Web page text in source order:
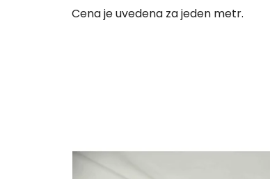
Cena je uvedena za jeden metr.